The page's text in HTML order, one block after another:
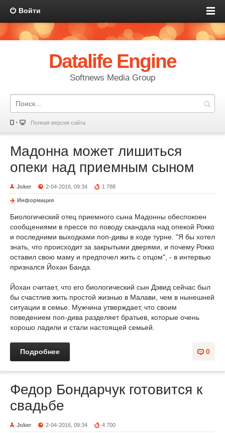
Войти
Datalife Engine
Softnews Media Group
Полная версия сайта
Мадонна может лишиться
опеки над приемным сыном
Joker 2-04-2016, 09:34 1 788
Информация
Биологический отец приемного сына Мадонны обеспокоен
сообщениями в прессе по поводу скандала над опекой Рокко
и последними выходками поп-дивы в ходе турне. "Я бы хотел
знать, что происходит за закрытыми дверями, и почему Рокко
оставил свою маму и предпочел жить с отцом", - в интервью
признался Йохан Банда.
Йохан считает, что его биологический сын Дэвид сейчас был
бы счастлив жить простой жизнью в Малави, чем в нынешней
ситуации в семье. Мужчина утверждает, что своим
поведением поп-дива разделяет братьев, которые очень
хорошо ладили и стали настоящей семьей.
0
Подробнее
Федор Бондарчук готовится к
свадьбе
Joker 2-04-2016, 09:34 4 700